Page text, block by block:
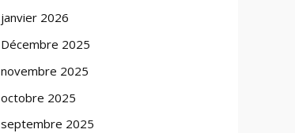
janvier 2026
Décembre 2025
novembre 2025
octobre 2025
septembre 2025